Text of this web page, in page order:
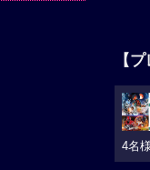
【
4名